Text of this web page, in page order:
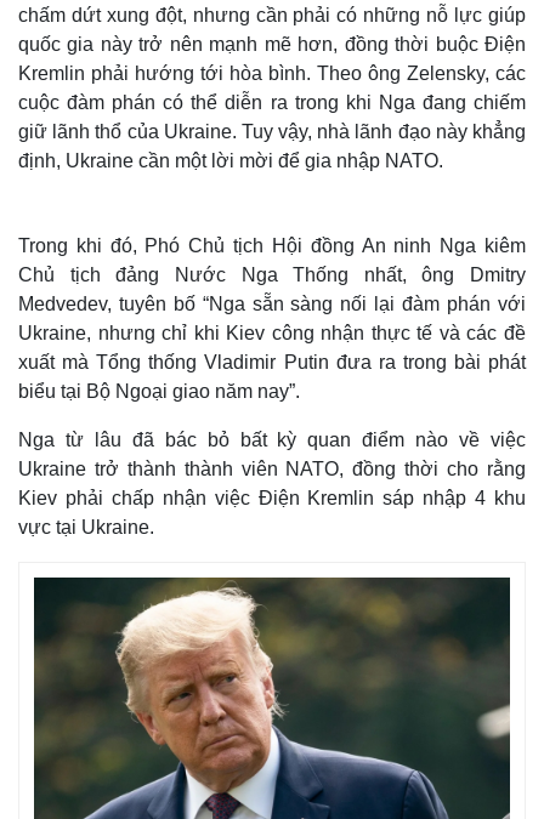
Thế giới
Cuộc sống đó đây
Hồ sơ
Infographic
chấm dứt xung đột, nhưng cần phải có những nỗ lực giúp
quốc gia này trở nên mạnh mẽ hơn, đồng thời buộc Điện
Kremlin phải hướng tới hòa bình. Theo ông Zelensky, các
cuộc đàm phán có thể diễn ra trong khi Nga đang chiếm
giữ lãnh thổ của Ukraine. Tuy vậy, nhà lãnh đạo này khẳng
định, Ukraine cần một lời mời để gia nhập NATO.
Trong khi đó, Phó Chủ tịch Hội đồng An ninh Nga kiêm
Chủ tịch đảng Nước Nga Thống nhất, ông Dmitry
Medvedev, tuyên bố “Nga sẵn sàng nối lại đàm phán với
Ukraine, nhưng chỉ khi Kiev công nhận thực tế và các đề
xuất mà Tổng thống Vladimir Putin đưa ra trong bài phát
biểu tại Bộ Ngoại giao năm nay”.
Nga từ lâu đã bác bỏ bất kỳ quan điểm nào về việc
Ukraine trở thành thành viên NATO, đồng thời cho rằng
Kiev phải chấp nhận việc Điện Kremlin sáp nhập 4 khu
vực tại Ukraine.